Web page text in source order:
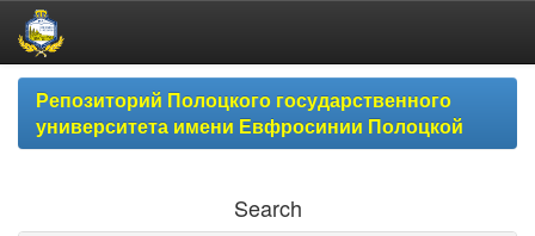
Skip
navigationРепозиторий Полоцкого государственного
университета имени Евфросинии Полоцкой
Search